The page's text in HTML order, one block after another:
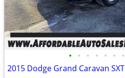
• • • • • • •
2015 Dodge Grand Caravan SXT